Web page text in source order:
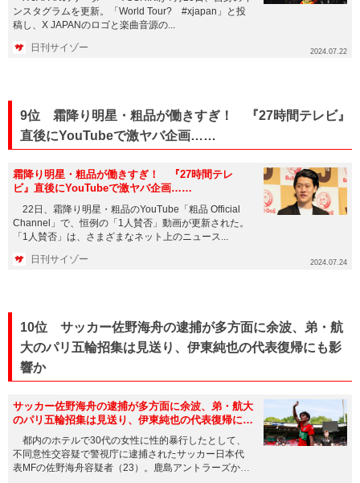
ンスタグラムを更新。「World Tour? #xjapan」と投
稿し、X JAPANのロゴと楽曲音源の...
日刊サイゾー 2024.07.22
9位 霜降り明星・粗品が働きすぎ！ 『27時間テレビ』
直後にYouTubeで激ヤバ企画……
霜降り明星・粗品が働きすぎ！ 『27時間テレ
ビ』直後にYouTubeで激ヤバ企画……
22日、霜降り明星・粗品のYouTube「粗品 Official
Channel」で、恒例の「1人賛否」動画が更新された。
「1人賛否」は、さまざまなネット上のニュース...
日刊サイゾー 2024.07.24
10位 サッカー佐野海舟の逮捕が多方面に余波、弟・航
大のパリ五輪招集は見送り、伊東純也の代表復帰にも影
響か
サッカー佐野海舟の逮捕が多方面に余波、弟・航大
のパリ五輪招集は見送り、伊東純也の代表復帰にも
影響か
都内のホテルで30代の女性に性的暴行したとして、
不同意性交容疑で警視庁に逮捕されたサッカー日本代
表MFの佐野海舟容疑者（23）。鹿島アントラーズから